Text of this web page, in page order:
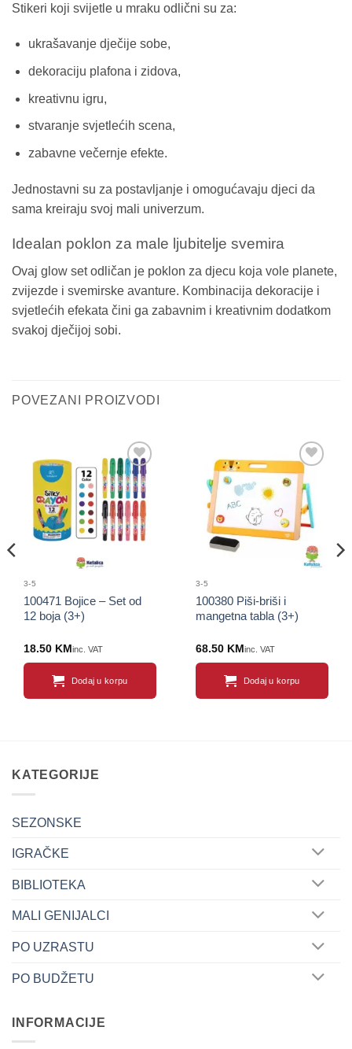
Stikeri koji svijetle u mraku odlični su za:
ukrašavanje dječije sobe,
dekoraciju plafona i zidova,
kreativnu igru,
stvaranje svjetlećih scena,
zabavne večernje efekte.
Jednostavni su za postavljanje i omogućavaju djeci da
sama kreiraju svoj mali univerzum.
Idealan poklon za male ljubitelje svemira
Ovaj glow set odličan je poklon za djecu koja vole planete,
zvijezde i svemirske avanture. Kombinacija dekoracije i
svjetlećih efekata čini ga zabavnim i kreativnim dodatkom
svakoj dječijoj sobi.
POVEZANI PROIZVODI
Sačuvaj
proizvod
3-5
100471 Bojice – Set od
12 boja (3+)
18.50 KMinc. VAT
Dodaj u korpu
Sačuvaj
proizvod
3-5
100380 Piši-briši i
mangetna tabla (3+)
68.50 KMinc. VAT
Dodaj u korpu
KATEGORIJE
SEZONSKE
IGRAČKE
BIBLIOTEKA
MALI GENIJALCI
PO UZRASTU
PO BUDŽETU
INFORMACIJE